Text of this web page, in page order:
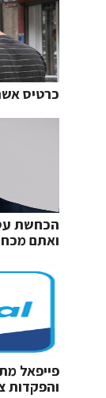
כרטיס
הכחשת
ואתם
פייפאל
והפקדות